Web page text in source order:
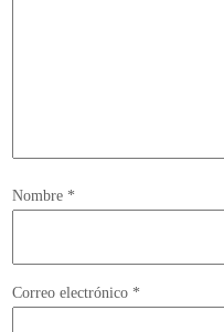
Nombre *
Correo electrónico *